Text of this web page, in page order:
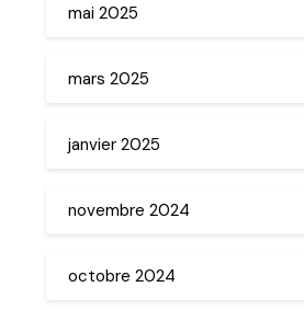
mai 2025
mars 2025
janvier 2025
novembre 2024
octobre 2024